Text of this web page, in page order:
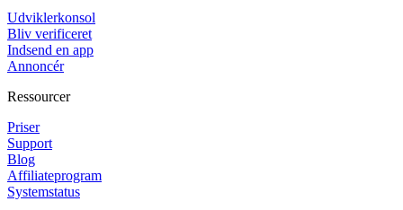
Udviklerkonsol
Bliv verificeret
Indsend en app
Annoncér
Ressourcer
Priser
Support
Blog
Affiliateprogram
Systemstatus